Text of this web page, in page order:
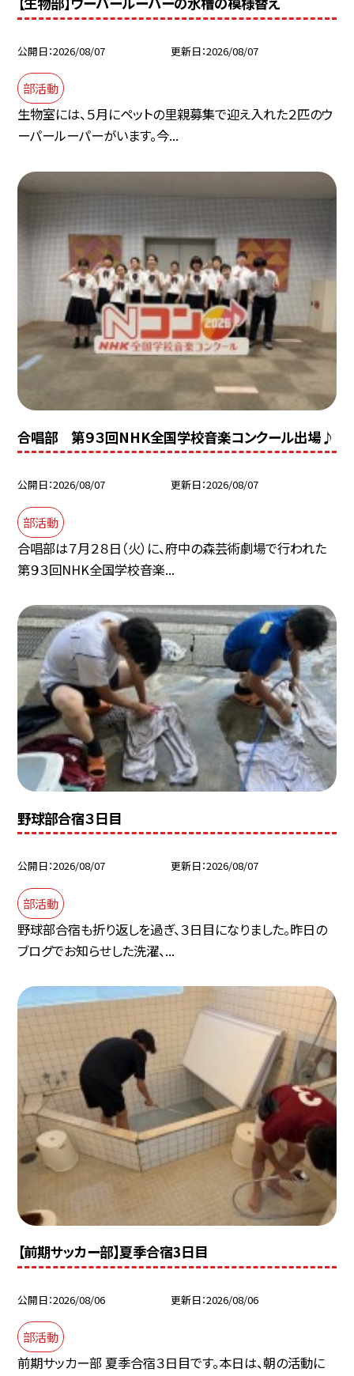
公開日 2026/08/07 更新日 2026/08/07
部活動
生物室には、５月にペットの里親募集で迎え入れた２匹のウ
ーパールーパーがいます。今...
合唱部 第９３回NHK全国学校音楽コンクール出場♪
公開日 2026/08/07 更新日 2026/08/07
部活動
合唱部は７月２８日（火）に、府中の森芸術劇場で行われた
第９３回NHK全国学校音楽...
野球部合宿３日目
公開日 2026/08/07 更新日 2026/08/07
部活動
野球部合宿も折り返しを過ぎ、３日目になりました。昨日の
ブログでお知らせした洗濯、...
【前期サッカー部】夏季合宿3日目
公開日 2026/08/06 更新日 2026/08/06
部活動
前期サッカー部 夏季合宿３日目です。本日は、朝の活動に